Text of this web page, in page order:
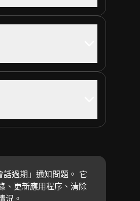
過期」通知問題。 它
、更新應用程序、清除
況。